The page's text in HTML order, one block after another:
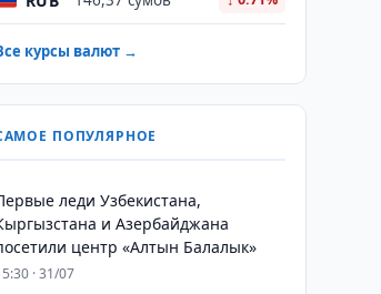
курсы валют →
ПОПУЛЯРНОЕ
леди Узбекистана,
и Азербайджана
центр «Алтын Балалык»
· 31/07